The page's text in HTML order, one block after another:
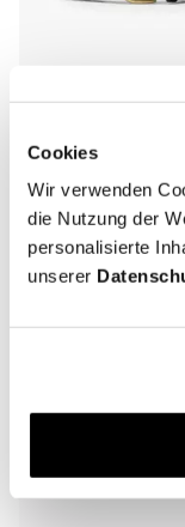
Cookies
Wir verwenden
die Nutzung der
personalisierte
unserer
The Belt
Schwarzes Wildleder Breit